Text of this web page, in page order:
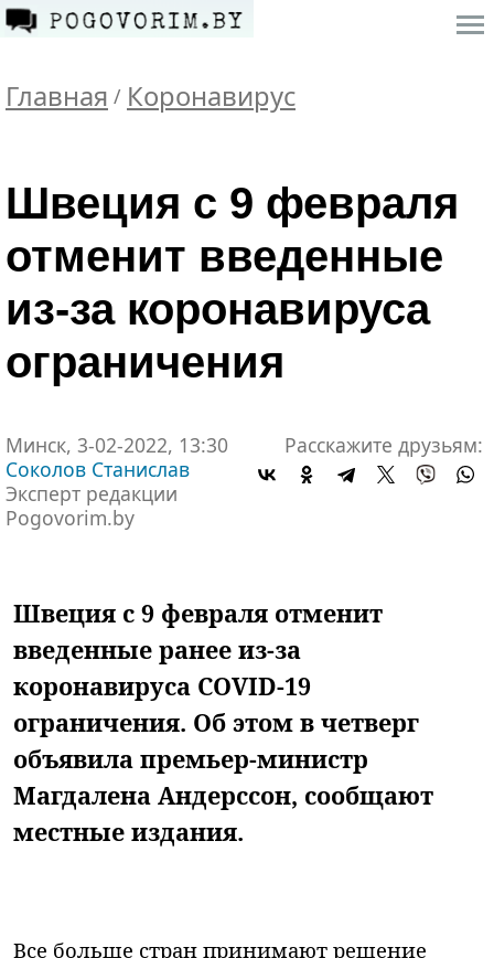
Главная / Коронавирус
Швеция с 9 февраля
отменит введенные
из-за коронавируса
ограничения
Минск, 3-02-2022, 13:30
Соколов Станислав
Эксперт редакции
Pogovorim.by
Расскажите друзьям:
Швеция с 9 февраля отменит
введенные ранее из-за
коронавируса COVID-19
ограничения. Об этом в четверг
объявила премьер-министр
Магдалена Андерссон, сообщают
местные издания.
Все больше стран принимают решение